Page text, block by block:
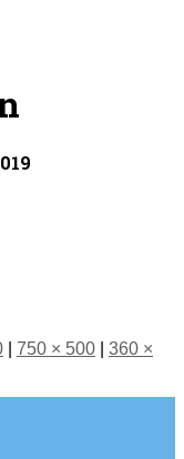
750 × 500
360 ×